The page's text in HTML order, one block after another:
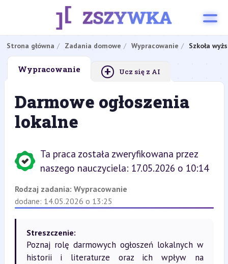
Strona główna Zadania domowe Wypracowanie Szkoła
Wypracowanie + Ucz się z AI
Darmowe ogłoszenia
lokalne
Ta praca została zweryfikowana przez
naszego nauczyciela: 17.05.2026 o 10:14
Rodzaj zadania: Wypracowanie
dodane: 14.05.2026 o 13:25
Streszczenie:
Poznaj rolę darmowych ogłoszeń lokalnych w
historii i literaturze oraz ich wpływ na